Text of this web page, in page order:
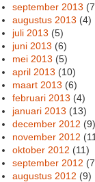
september 2013
augustus 2013 (4)
juli 2013 (5)
juni 2013 (6)
mei 2013 (5)
april 2013 (10)
maart 2013 (6)
februari 2013 (4)
januari 2013 (13)
december 2012 (9)
november 2012
oktober 2012 (11)
september 2012
augustus 2012 (9)